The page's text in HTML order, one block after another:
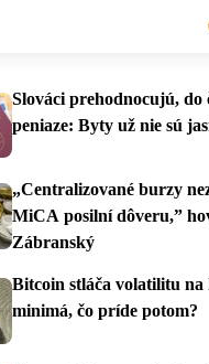
Slováci prehodnocujú, do
peniaze: Byty už nie sú
„Centralizované burzy
MiCA posilní dôveru,”
Zábranský
Bitcoin stláča volatilitu na
minimá, čo príde potom?